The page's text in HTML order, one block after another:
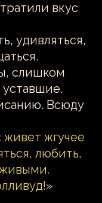
вкус
удивляться,
слишком
Всюду
живет жгучее
любить,
»